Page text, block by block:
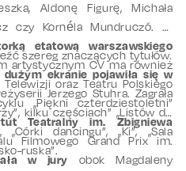
Aldonę Figurę, Michała
czy Kornéla Mundruczó. W
etatową warszawskiego
artystycznym CV ma również
oraz Teatru Polskiego
„Piękni czterdziestoletni”
Teatralny im. Zbigniewa
szereg znaczących tytułów.
ekranie pojawiła się w
Jerzego Stuhra. Zagrała
kilku częściach” „Listów do
dancingu”, „Ki”, „Sala
ruska”.
Filmowego Grand Prix im.
w jury obok Magdaleny